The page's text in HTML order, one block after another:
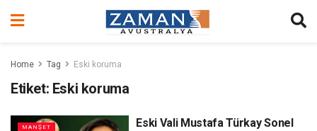
Home Tag Eski koruma
Etiket: Eski koruma
MANŞET
Eski Vali Mustafa Türkay Sonel